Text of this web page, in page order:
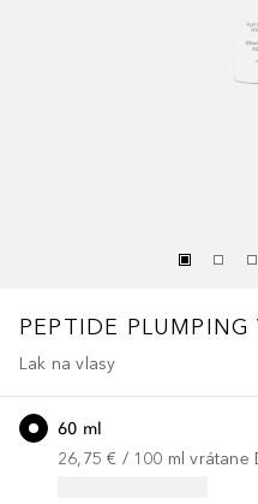
PEPTIDE PLUMPING
Lak na vlasy
60 ml
26,75 € / 100 ml vrátane